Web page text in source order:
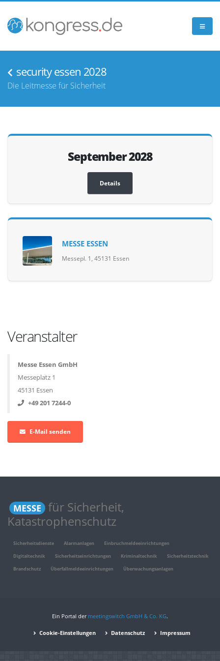
security essen 2028
Die Leitmesse für Sicherheit
September 2028
Details
MESSE ESSEN
Messepl. 1, 45131 Essen
Veranstalter
Messe Essen GmbH
Messeplatz 1
45131 Essen
+49 201 7244-0
E-Mail senden
MESSE
für Sicherheit,
Katastrophenschutz
Sicherheitsdienste Alarmanlagen Einbruchmeldeeinrichtungen
Digitaltechnik Sicherheitseinrichtungen Kriminaltechnik Sicherheitstechnik
Brandschutz Überfallmeldeeinrichtungen Überwachungsanlagen
Ein Portal der meetingswitch GmbH & Co. KG.
Cookie-Einstellungen Datenschutz Impressum